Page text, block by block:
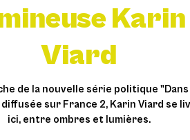
Karin
Viard
de la nouvelle série politique "Dans
diffusée sur France 2, Karin Viard se
ici, entre ombres et lumières.